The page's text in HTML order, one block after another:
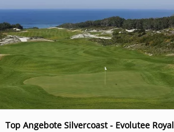
Top Angebote Silvercoast - Evolutee Royal